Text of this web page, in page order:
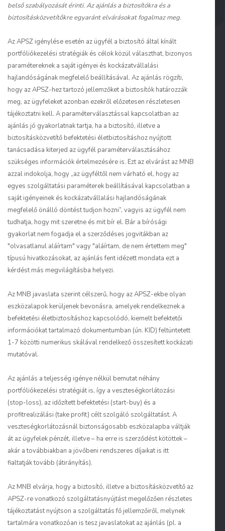
belső szabályozását érinti. Az ajánlás a biztosítókra és a
biztosításközvetítőkre egyaránt elvárásokat fogalmaz meg.
Az APSZ igénylése esetén az ügyfél a biztosító által kínált
portfóliókezelési stratégiák és célok közül választhat, bizonyos
paramétereknek a saját igényei és kockázatvállalási
hajlandóságának megfelelő beállításával. Az ajánlás rögzíti,
hogy az APSZ-hez tartozó jellemzőket a biztosítók határozzák
meg, az ügyfeleket azonban ezekről előzetesen részletesen
tájékoztatni kell. A paraméterválasztással kapcsolatban az
ajánlás jó gyakorlatnak tartja, ha a biztosító, illetve a
biztosításközvetítő befektetési életbiztosításhoz nyújtott
tanácsadása kiterjed az ügyfél paraméterválasztásához
szükséges információk értelmezésére is. Ezt az elvárást az MNB
azzal indokolja, hogy „az ügyféltől nem várható el, hogy az
egyes szolgáltatási paraméterek beállításával kapcsolatban a
saját igényeinek és kockázatvállalási hajlandóságának
megfelelő önálló döntést tudjon hozni”, vagyis az ügyfél nem
tudhatja, hogy mit szeretne és mit bír el. Bár a bírósági
gyakorlat nem fogadja el a szerződéses jogvitákban az
"olvasatlanul aláírtam" vagy "aláírtam, de nem értettem meg"
típusú hivatkozásokat, az ajánlás fent idézett mondata ezt a
kérdést más megvilágításba helyezi.
Az MNB javaslata szerint célszerű, hogy az APSZ-ekbe olyan
eszközalapok kerüljenek bevonásra, amelyek rendelkeznek a
befektetési életbiztosításhoz kapcsolódó, kiemelt befektetői
információkat tartalmazó dokumentumban (ún. KID) feltüntetett
1-7 közötti numerikus skálával rendelkező összesített kockázati
mutatóval.
Az ajánlás a teljesség igénye nélkül bemutat néhány
portfóliókezelési stratégiát is, így a veszteségkorlátozási
(stop-loss), az időzített befektetési (start-buy) és a
profitrealizálási (take profit) célt szolgáló szolgáltatást. A
veszteségkorlátozásnál biztonságosabb eszközalapba váltják
át az ügyfelek pénzét, illetve – ha erre is szerződést kötöttek –
akár a továbbiakban a jövőbeni rendszeres díjaikat is itt
fialtatják tovább (átirányítás).
Az MNB elvárja, hogy a biztosító, illetve a biztosításközvetítő az
APSZ-re vonatkozó szolgáltatásnyújtást megelőzően részletes
tájékoztatást nyújtson a szolgáltatás fő jellemzőiről, melynek
tartalmára vonatkozóan is tesz javaslatokat az ajánlás (pl. a